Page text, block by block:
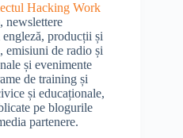
Hacking Work
newslettere
producții și
emisiuni de radio și
și evenimente
de training și
și educaționale,
pe blogurile
partenere.